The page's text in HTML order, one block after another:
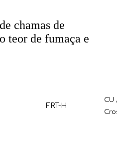
chamas de
teor de fumaça e
FRT-H
CU